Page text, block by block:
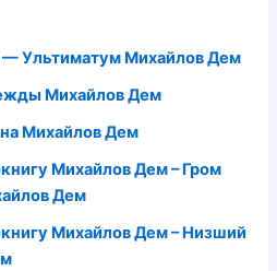
Ультиматум Михайлов Дем
Михайлов Дем
Михайлов Дем
Михайлов Дем – Гром
Дем
Михайлов Дем – Низший